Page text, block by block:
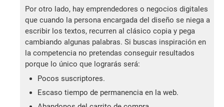
Por otro lado, hay emprendedores o negocios digitales
que cuando la persona encargada del diseño se niega a
escribir los textos, recurren al clásico copia y pega
cambiando algunas palabras. Si buscas inspiración en
la competencia no pretendas conseguir resultados
porque lo único que lograrás será:
Pocos suscriptores.
Escaso tiempo de permanencia en la web.